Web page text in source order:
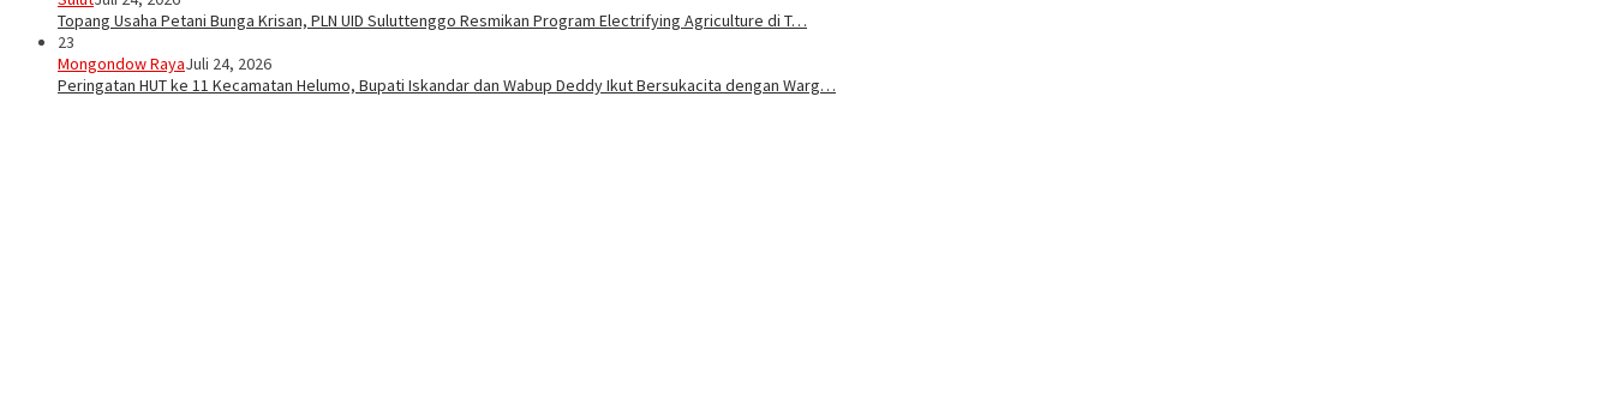
Topang Usaha Petani Bunga Krisan, PLN UID Suluttenggo Resmikan Program Electrifying Agriculture di T…
23
Mongondow RayaJuli 24, 2026
Peringatan HUT ke 11 Kecamatan Helumo, Bupati Iskandar dan Wabup Deddy Ikut Bersukacita dengan Warg…